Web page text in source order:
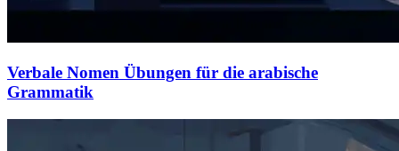
Verbale Nomen Übungen für die arabische
Grammatik